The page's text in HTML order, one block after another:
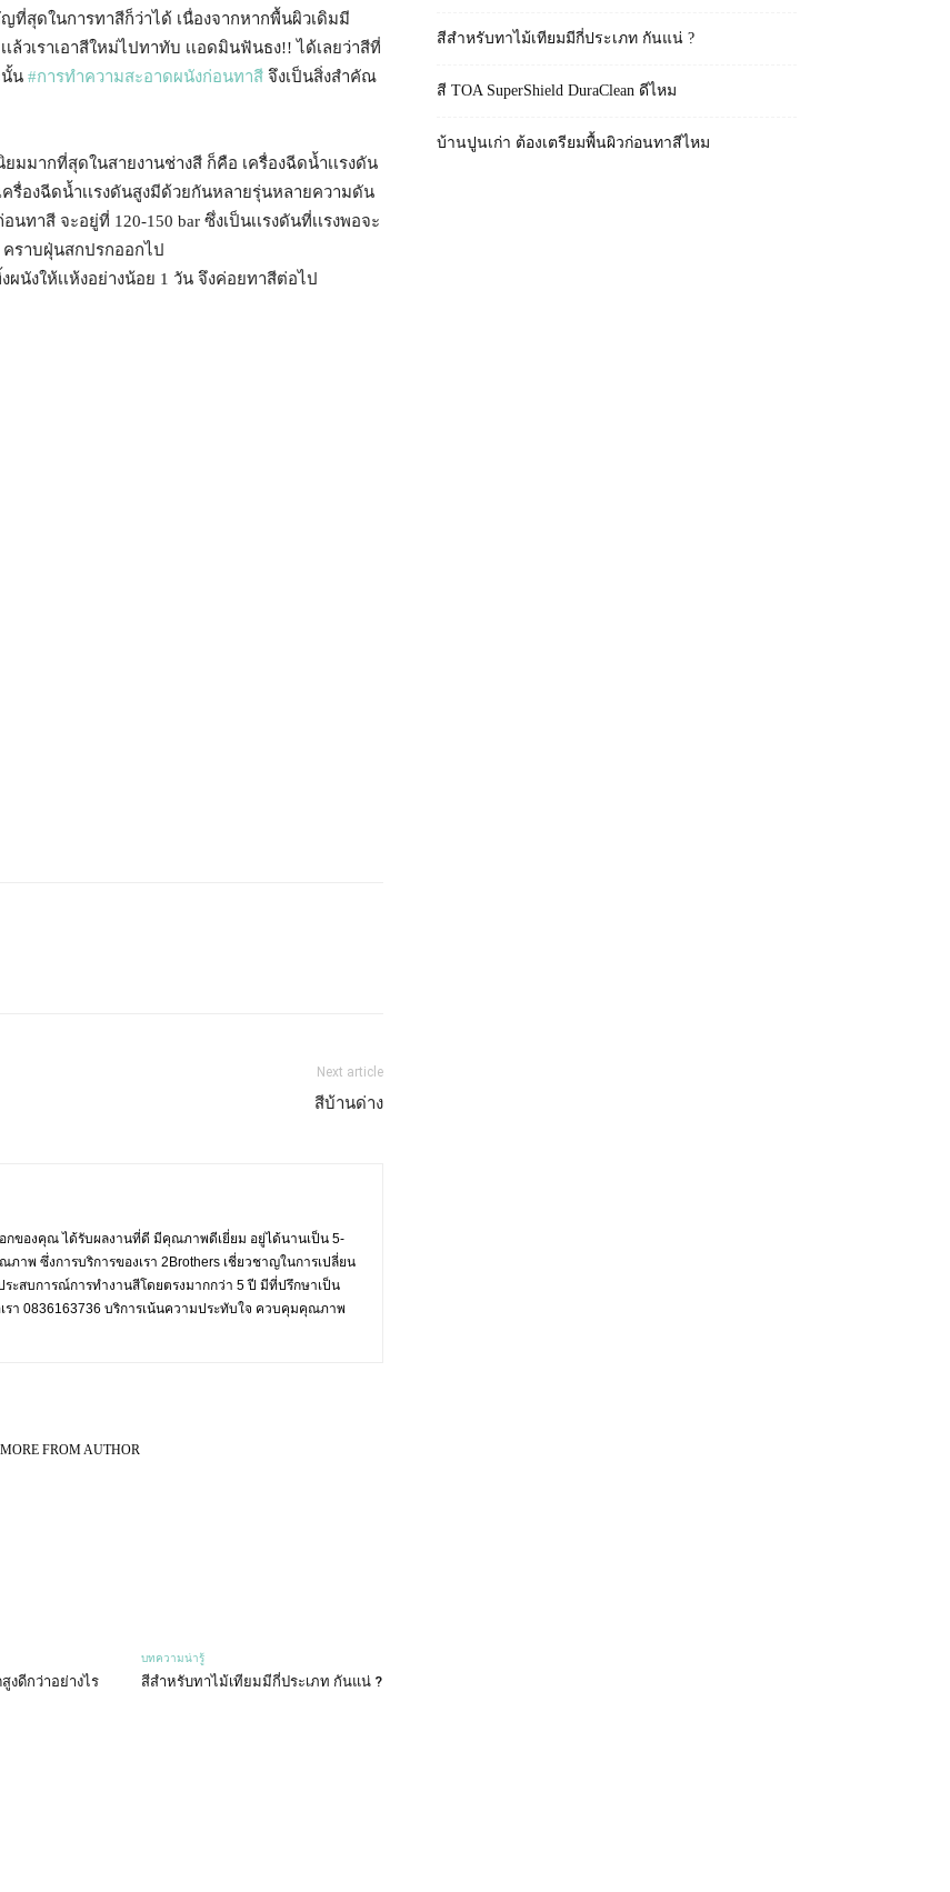
ที่สุดในการทาสีก็ว่าได้ เนื่องจากหากพื้นผิวเดิมมี
วเราเอาสีใหม่ไปทาทับ เเอดมินฟันธง!! ได้เลยว่าสีที่
นั้น #การทำความสะอาดผนังก่อนทาสี จึงเป็นสิ่งสำคัณ
มากที่สุดในสายงานช่างสี ก็คือ เครื่องฉีดน้ำเเรงดัน
ครื่องฉีดน้ำเเรงดันสูงมีด้วยกันหลายรุ่นหลายความดัน
าสี จะอยู่ที่ 120-150 bar ซึ่งเป็นเเรงดันที่เเรงพอจะ
ราบฝุ่นสกปรกออกไป
นังให้เเห้งอย่างน้อย 1 วัน จึงค่อยทาสีต่อไป
Next article
สีบ้านด่าง
กของคุณ ได้รับผลงานที่ดี มีคุณภาพดีเยี่ยม อยู่ได้นานเป็น 5-
ภาพ ซึ่งการบริการของเรา 2Brothers เชี่ยวชาญในการเปลี่ยน
ะสบการณ์การทำงานสีโดยตรงมากกว่า 5 ปี มีที่ปรึกษาเป็น
า 0836163736 บริการเน้นความประทับใจ ควบคุมคุณภาพ
MORE FROM AUTHOR
งดีกว่าอย่างไร
บทความน่ารู้
สีสำหรับทาไม้เทียมมีกี่ประเภท กันแน่ ?
สีสำหรับทาไม้เทียมมีกี่ประเภท กันแน่ ?
สี TOA SuperShield DuraClean ดีไหม
บ้านปูนเก่า ต้องเตรียมพื้นผิวก่อนทาสีไหม